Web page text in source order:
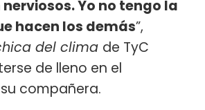
Yo no tengo la
hacen los demás”,
del clima de TyC
de lleno en el
compañera.